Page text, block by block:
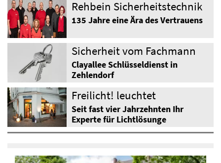
Rehbein Sicherheitstechnik
135 Jahre eine Ära des Vertrauens
Sicherheit vom Fachmann
Clayallee Schlüsseldienst in
Zehlendorf
Freilicht! leuchtet
Seit fast vier Jahrzehnten Ihr
Experte für Lichtlösunge